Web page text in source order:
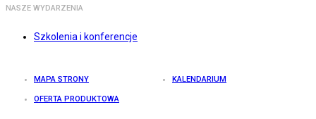
NASZE WYDARZENIA
Szkolenia i konferencje
MAPA STRONY KALENDARIUM
OFERTA PRODUKTOWA